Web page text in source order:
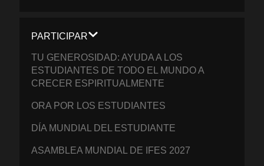
PARTICIPAR
TU GENEROSIDAD: AYUDA A LOS
ESTUDIANTES DE TODO EL MUNDO A
CRECER ESPIRITUALMENTE
ORA POR LOS ESTUDIANTES
DÍA MUNDIAL DEL ESTUDIANTE
ASAMBLEA MUNDIAL DE IFES 2027